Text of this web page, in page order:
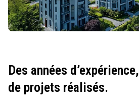
Des années d’expérience,
de projets réalisés.